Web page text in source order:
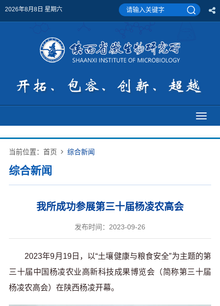
2026年8月8日 星期六
当前位置： 首页 综合新闻
综合新闻
我所成功参展第三十届杨凌农高会
发布时间：2023-09-26
2023年9月19日，以“土壤健康与粮食安全”为主题的第
三十届中国杨凌农业高新科技成果博览会（简称第三十届
杨凌农高会）在陕西杨凌开幕。